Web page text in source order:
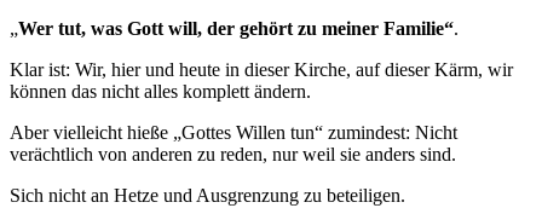
„Wer tut, was Gott will, der gehört zu meiner Familie“.
Klar ist: Wir, hier und heute in dieser Kirche, auf dieser Kärm, wir
können das nicht alles komplett ändern.
Aber vielleicht hieße „Gottes Willen tun“ zumindest: Nicht
verächtlich von anderen zu reden, nur weil sie anders sind.
Sich nicht an Hetze und Ausgrenzung zu beteiligen.